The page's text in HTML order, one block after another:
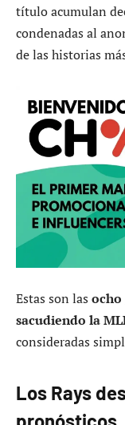
título acumulan
condenadas al
de las historias
Estas son las ocho
sacudiendo la
consideradas
Los Rays